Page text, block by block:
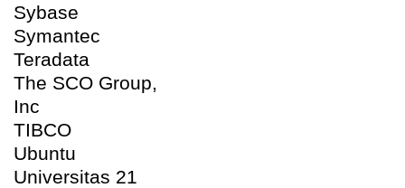
Sybase
Symantec
Teradata
The SCO Group,
Inc
TIBCO
Ubuntu
Universitas 21